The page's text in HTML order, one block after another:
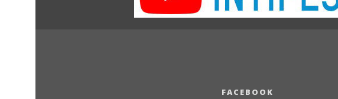
FACEBOOK